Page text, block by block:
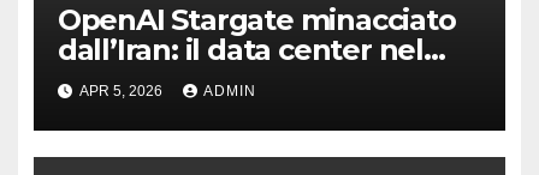
OpenAI Stargate minacciato
dall’Iran: il data center nel
mirino
APR 5, 2026 ADMIN